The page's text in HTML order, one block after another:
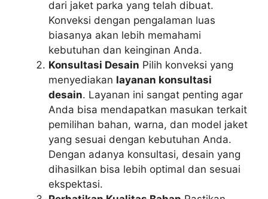
dari jaket parka yang telah dibuat.
Konveksi dengan pengalaman luas
biasanya akan lebih memahami
kebutuhan dan keinginan Anda.
Konsultasi Desain Pilih konveksi yang
menyediakan layanan konsultasi
desain. Layanan ini sangat penting agar
Anda bisa mendapatkan masukan terkait
pemilihan bahan, warna, dan model jaket
yang sesuai dengan kebutuhan Anda.
Dengan adanya konsultasi, desain yang
dihasilkan bisa lebih optimal dan sesuai
ekspektasi.